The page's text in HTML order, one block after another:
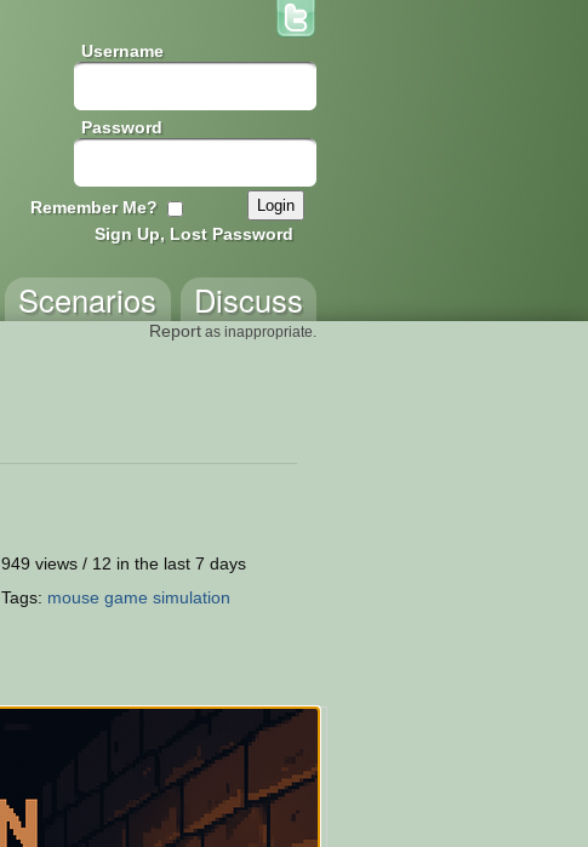
Username
Password
Remember Me?
Sign Up, Lost Password
Discuss
Scenarios
Report as inappropriate.
949 views / 12 in the last 7 days
Tags: mouse game simulation